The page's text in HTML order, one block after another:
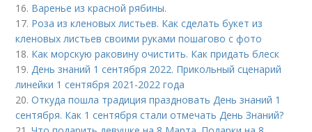
16. Варенье из красной рябины.
17. Роза из кленовых листьев. Как сделать букет из
кленовых листьев своими руками пошагово с фото
18. Как морскую раковину очистить. Как придать блеск
19.День знаний 1 сентября 2022. Прикольный сценарий
линейки 1 сентября 2021-2022 года
20.Откуда пошла традиция праздновать День знаний 1
сентября. Как 1 сентября стали отмечать День Знаний?